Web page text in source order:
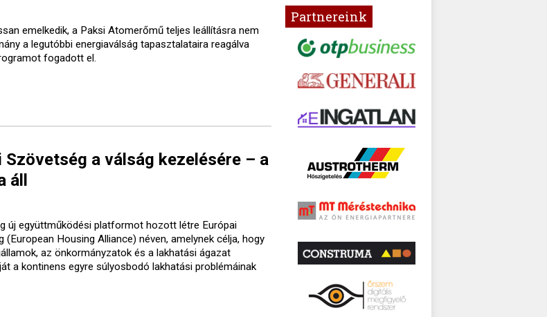
emelkedik, a Paksi Atomerőmű teljes leállításra nem
a legutóbbi energiaválság tapasztalataira reagálva
fogadott el.
a válság kezelésére – a
új együttműködési platformot hozott létre Európai
(European Housing Alliance) néven, amelynek célja, hogy
az önkormányzatok és a lakhatási ágazat
a kontinens egyre súlyosbodó lakhatási problémáinak
Partnereink